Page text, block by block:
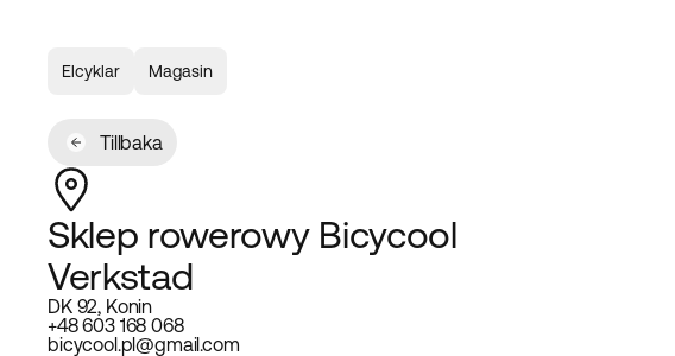
Elcyklar Magasin
Tillbaka
Sklep rowerowy Bicycool
Verkstad
DK 92, Konin
+48 603 168 068
bicycool.pl@gmail.com